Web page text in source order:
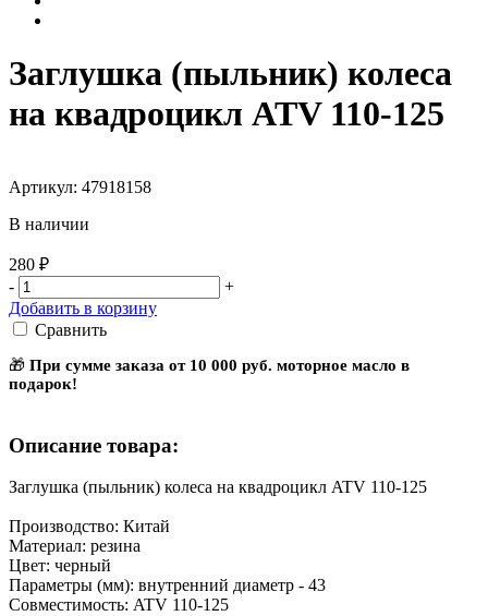
Заглушка (пыльник) колеса
на квадроцикл ATV 110-125
Артикул: 47918158
В наличии
280 ₽
-
+
Добавить в корзину
Сравнить
🎁 При сумме заказа от 10 000 руб. моторное масло в
подарок!
Описание товара:
Заглушка (пыльник) колеса на квадроцикл ATV 110-125
Производство: Китай
Материал: резина
Цвет: черный
Параметры (мм): внутренний диаметр - 43
Совместимость: ATV 110-125